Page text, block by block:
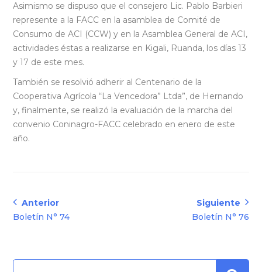
Asimismo se dispuso que el consejero Lic. Pablo Barbieri
represente a la FACC en la asamblea de Comité de
Consumo de ACI (CCW) y en la Asamblea General de ACI,
actividades éstas a realizarse en Kigali, Ruanda, los días 13
y 17 de este mes.
También se resolvió adherir al Centenario de la
Cooperativa Agrícola “La Vencedora” Ltda”, de Hernando
y, finalmente, se realizó la evaluación de la marcha del
convenio Coninagro-FACC celebrado en enero de este
año.
Navegación
de
Anterior
Anterior:
Boletín N° 74
Siguiente
Siguiente:
Boletín N° 76